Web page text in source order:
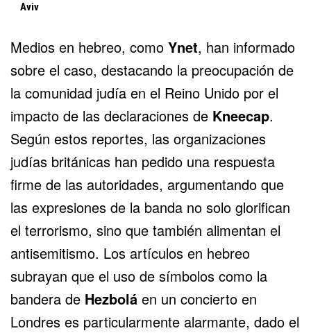
Aviv
Medios en hebreo, como Ynet, han informado
sobre el caso, destacando la preocupación de
la comunidad judía en el Reino Unido por el
impacto de las declaraciones de Kneecap.
Según estos reportes, las organizaciones
judías británicas han pedido una respuesta
firme de las autoridades, argumentando que
las expresiones de la banda no solo glorifican
el terrorismo, sino que también alimentan el
antisemitismo. Los artículos en hebreo
subrayan que el uso de símbolos como la
bandera de Hezbolá en un concierto en
Londres es particularmente alarmante, dado el